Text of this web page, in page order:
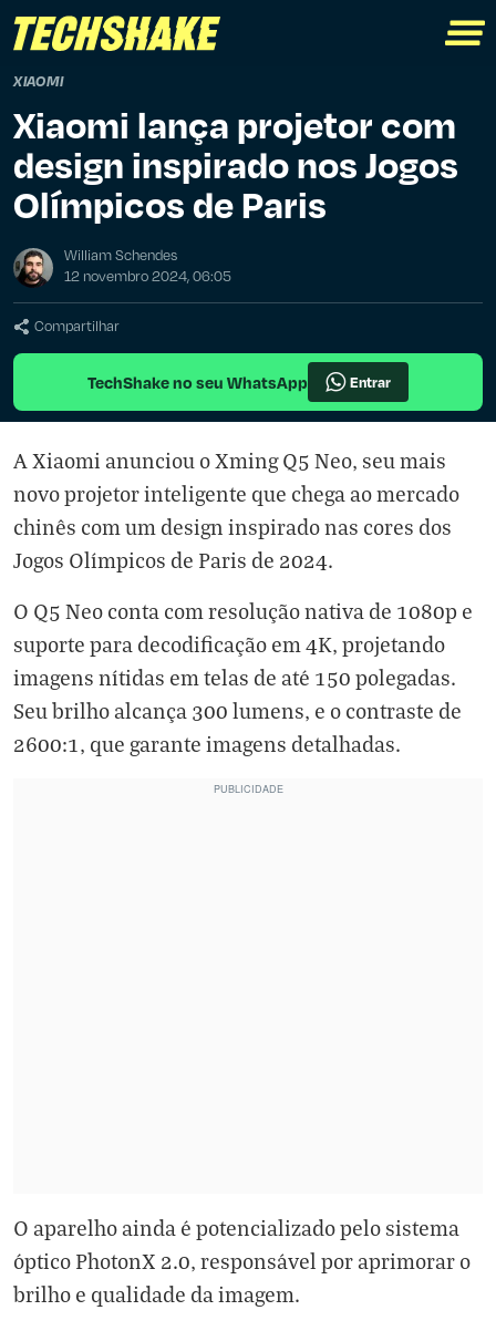
XIAOMI
Xiaomi lança projetor com
design inspirado nos Jogos
Olímpicos de Paris
William Schendes
12 novembro 2024, 06:05
Compartilhar
TechShake no seu WhatsApp Entrar
A Xiaomi anunciou o Xming Q5 Neo, seu mais
novo projetor inteligente que chega ao mercado
chinês com um design inspirado nas cores dos
Jogos Olímpicos de Paris de 2024.
O Q5 Neo conta com resolução nativa de 1080p e
suporte para decodificação em 4K, projetando
imagens nítidas em telas de até 150 polegadas.
Seu brilho alcança 300 lumens, e o contraste de
2600:1, que garante imagens detalhadas.
O aparelho ainda é potencializado pelo sistema
óptico PhotonX 2.0, responsável por aprimorar o
brilho e qualidade da imagem.